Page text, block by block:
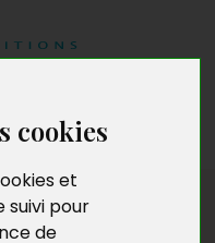
cookies
et
suivi pour
de